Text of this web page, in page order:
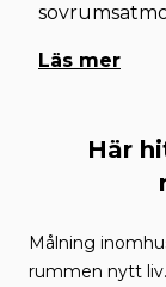
Läs mer
Här
Målning
rummen nytt